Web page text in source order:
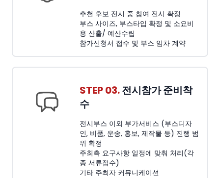
추천 후보 전시 중 참여 전시 확정
부스 사이즈, 부스타입 확정 및 소요비
용 산출/ 예산수립
참가신청서 접수 및 부스 임차 계약
STEP 03.전시참가 준비착
수
전시부스 이외 부가서비스 (부스디자
인, 비품, 운송, 홍보, 제작물 등) 진행 범
위 확정
주최측 요구사항 일정에 맞춰 처리(각
종 서류접수)
기타 주최자 커뮤니케이션